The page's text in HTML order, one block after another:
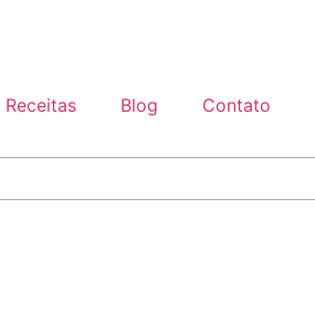
Receitas Blog Contato